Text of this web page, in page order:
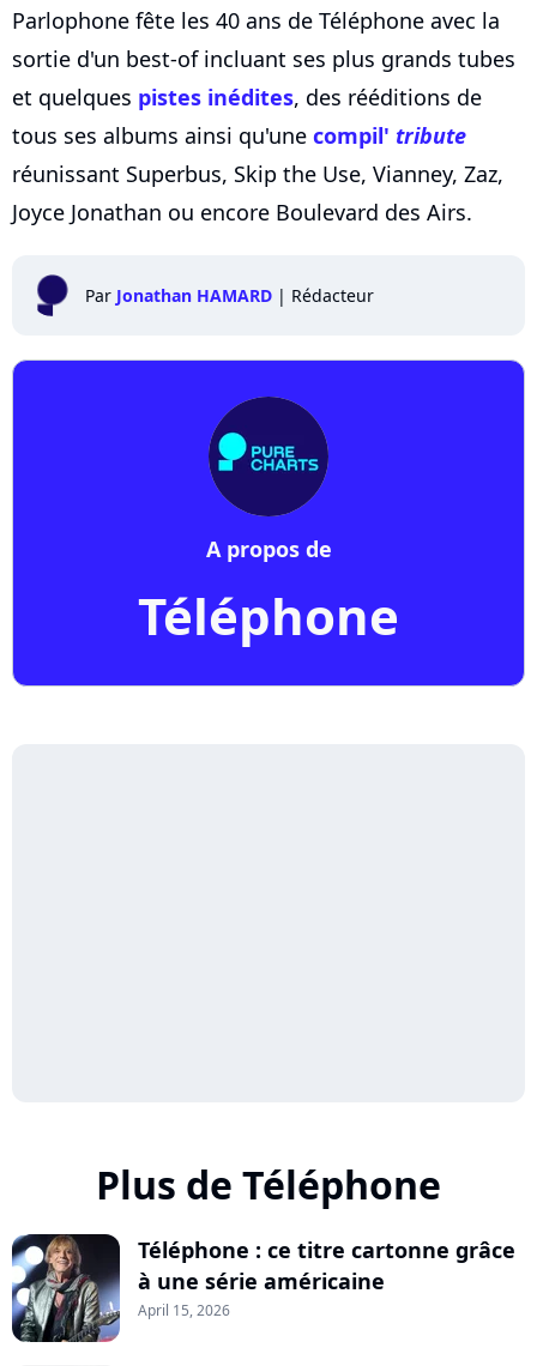
Parlophone fête les 40 ans de Téléphone avec la
sortie d'un best-of incluant ses plus grands tubes
et quelques pistes inédites, des rééditions de
tous ses albums ainsi qu'une compil' tribute
réunissant Superbus, Skip the Use, Vianney, Zaz,
Joyce Jonathan ou encore Boulevard des Airs.
Par Jonathan HAMARD | Rédacteur
Téléphone
A propos de
Plus de Téléphone
Téléphone : ce titre cartonne grâce
à une série américaine
April 15, 2026